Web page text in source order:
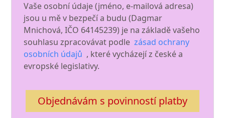
Vaše osobní údaje (jméno, e-mailová adresa)
jsou u mě v bezpečí a budu (Dagmar
Mnichová, IČO 64145239) je na základě vašeho
souhlasu zpracovávat podlezásad ochrany
osobních údajů , které vycházejí z české a
evropské legislativy.
Objednávám s povinností platby